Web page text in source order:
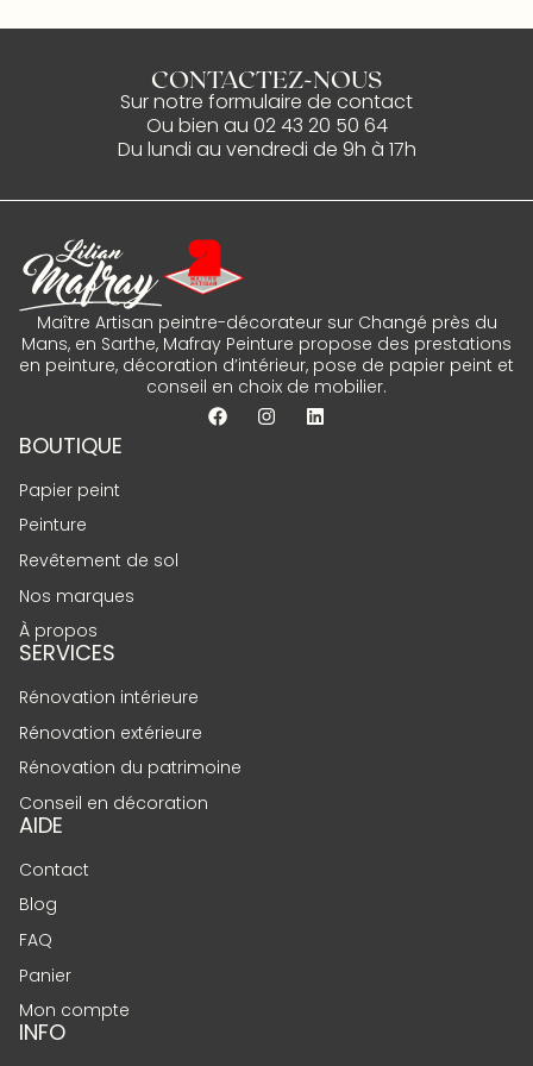
CONTACTEZ-NOUS
Sur notre formulaire de contact
Ou bien au 02 43 20 50 64
Du lundi au vendredi de 9h à 17h
Maître Artisan peintre-décorateur sur Changé près du
Mans, en Sarthe, Mafray Peinture propose des prestations
en peinture, décoration d’intérieur, pose de papier peint et
conseil en choix de mobilier.
BOUTIQUE
Papier peint
Peinture
Revêtement de sol
Nos marques
À propos
SERVICES
Rénovation intérieure
Rénovation extérieure
Rénovation du patrimoine
Conseil en décoration
AIDE
Contact
Blog
FAQ
Panier
Mon compte
INFO